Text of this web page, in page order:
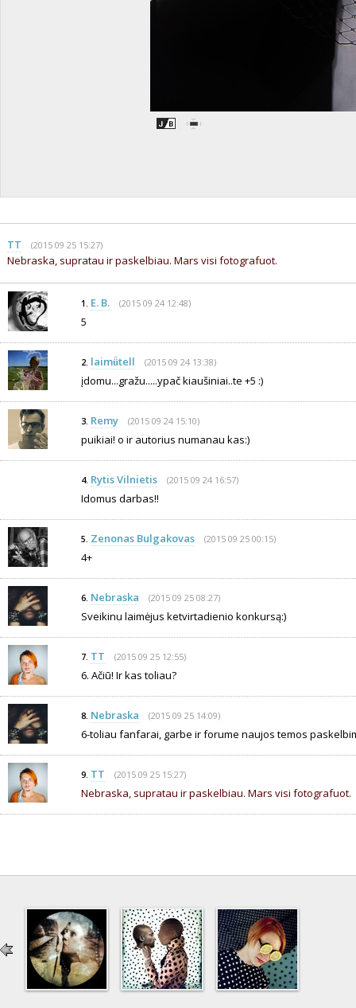
TT (2015 09 25 15:27)
Nebraska, supratau ir paskelbiau. Mars visi fotografuot.
1. E. B. (2015 09 24 12:48)
5
2. laimǚtell (2015 09 24 13:38)
įdomu...gražu.....ypač kiaušiniai..te +5 :)
3. Remy (2015 09 24 15:10)
puikiai! o ir autorius numanau kas:)
4. Rytis Vilnietis (2015 09 24 16:57)
Idomus darbas!!
5. Zenonas Bulgakovas (2015 09 25 00:15)
4+
6. Nebraska (2015 09 25 08:27)
Sveikinu laimėjus ketvirtadienio konkursą:)
7. TT (2015 09 25 12:55)
6. Ačiū! Ir kas toliau?
8. Nebraska (2015 09 25 14:09)
6-toliau fanfarai, garbe ir forume naujos temos
9. TT (2015 09 25 15:27)
Nebraska, supratau ir paskelbiau. Mars visi fotografuot.